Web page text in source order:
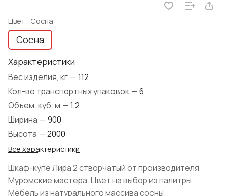
Цвет : Сосна
Сосна
Характеристики
Вес изделия, кг — 112
Кол-во транспортных упаковок — 6
Объем, куб. м — 1.2
Ширина — 900
Высота — 2000
Все характеристики
Шкаф-купе Лира 2 створчатый от производителя
Муромские мастера. Цвет на выбор из палитры.
Мебель из натурального массива сосны.